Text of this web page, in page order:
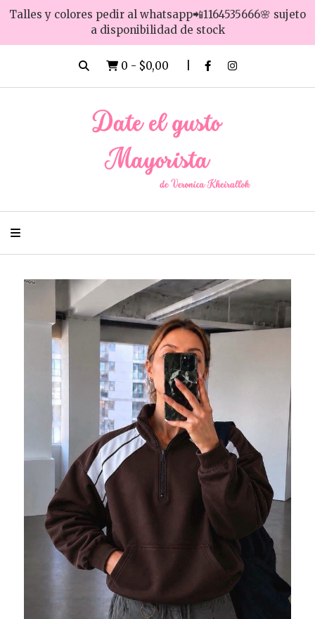
Talles y colores pedir al whatsapp📲1164535666🌸 sujeto
a disponibilidad de stock
0 - $0,00